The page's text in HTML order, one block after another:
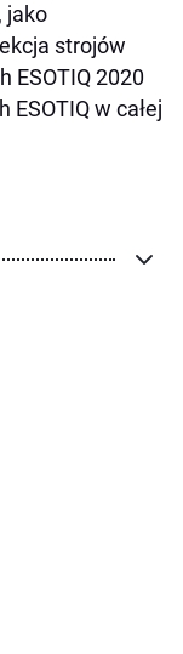
jako
strojów
ESOTIQ 2020
w całej